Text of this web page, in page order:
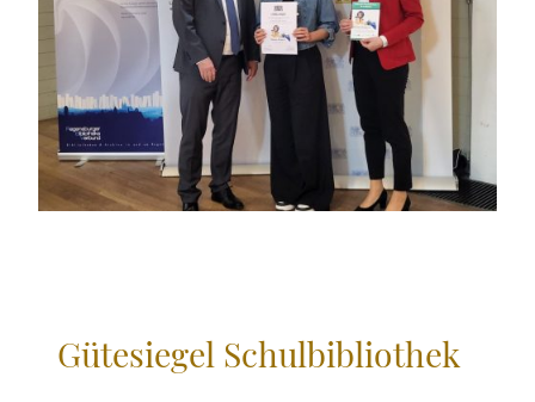
Gütesiegel Schulbibliothek